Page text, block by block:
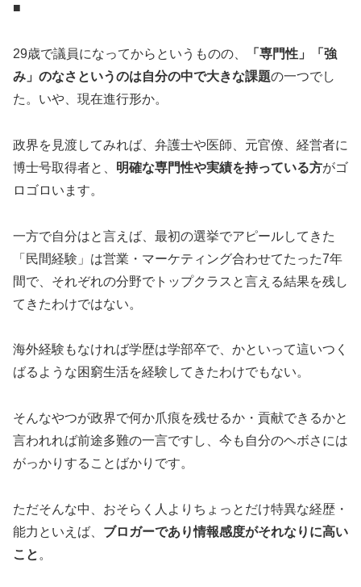
■
29歳で議員になってからというものの、
「専門性」「強
み」のなさというのは自分の中で大きな課題の一つでし
た。いや、現在進行形か。
政界を見渡してみれば、弁護士や医師、元官僚、経営者に
博士号取得者と、 明確な専門性や実績を持っている方がゴ
ロゴロいます。
一方で自分はと言えば、最初の選挙でアピールしてきた
「民間経験」は営業・マーケティング合わせてたった7年
間で、それぞれの分野でトップクラスと言える結果を残し
てきたわけではない。
海外経験もなければ学歴は学部卒で、かといって這いつく
ばるような困窮生活を経験してきたわけでもない。
そんなやつが政界で何か爪痕を残せるか・貢献できるかと
言われれば前途多難の一言ですし、今も自分のヘボさには
がっかりすることばかりです。
ただそんな中、おそらく人よりちょっとだけ特異な経歴・
能力といえば、 ブロガーであり情報感度がそれなりに高い
こと 。